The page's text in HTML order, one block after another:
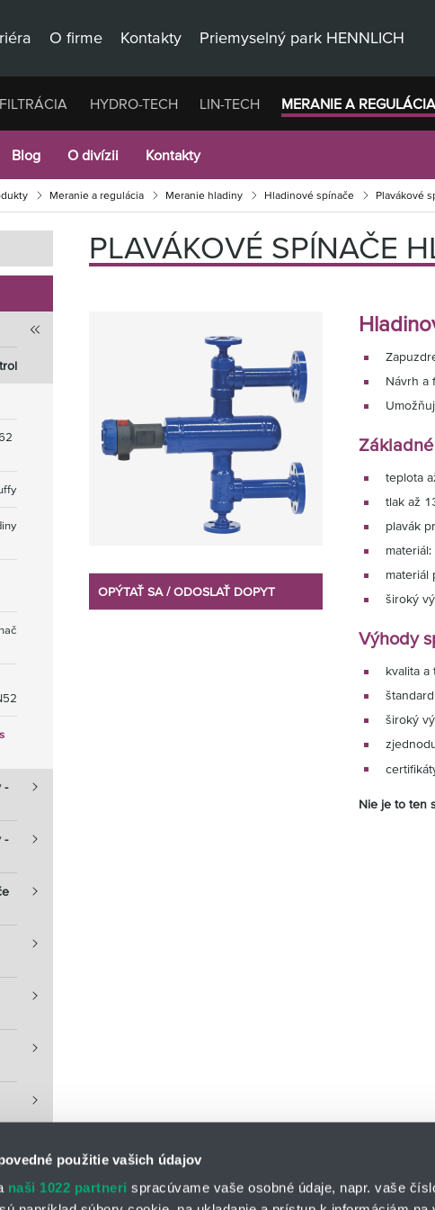
použitie vašich údajov
naši 1022 partneri spracúvame vaše osobné údaje, napr. vaše
O firme Kontakty Priemyselný park HENNLICH
FILTRÁCIA HYDRO-TECH LIN-TECH MERANIE A REGULÁCIA
Blog O divízii Kontakty
Meranie a regulácia Meranie hladiny Hladinové spínače Plavákové
-
-
PLAVÁKOVÉ SPÍNAČE
OPÝTAŤ SA / ODOSLAŤ DOPYT
Návrh a
teplota
tlak až
plavák
materiál
široký
Výhody
kvalita
široký
Nie je to ten